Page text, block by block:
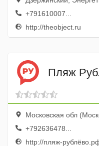
+791610007...
http://theobject.ru
Пляж
Московская обл
+792636478...
http://пляж-